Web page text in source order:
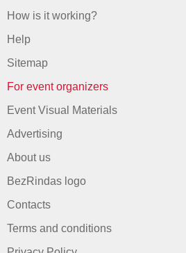
How is it working?
Help
Sitemap
For event organizers
Event Visual Materials
Advertising
About us
BezRindas logo
Contacts
Terms and conditions